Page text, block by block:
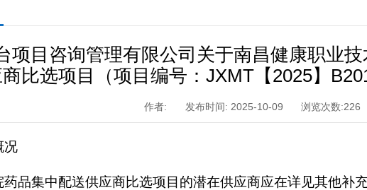
项目咨询管理有限公司关于南昌健康职业
商比选项目（项目编号：JXMT【2025】
作者: 发布时间: 2025-10-09 浏览次数:226
况
药品集中配送供应商比选项目的潜在供应商应在详见其他补